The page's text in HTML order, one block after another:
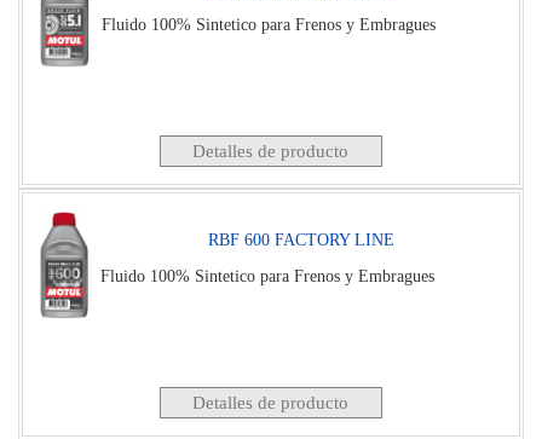
Fluido 100% Sintetico para Frenos y Embragues
Detalles de producto
RBF 600 FACTORY LINE
Fluido 100% Sintetico para Frenos y Embragues
Detalles de producto